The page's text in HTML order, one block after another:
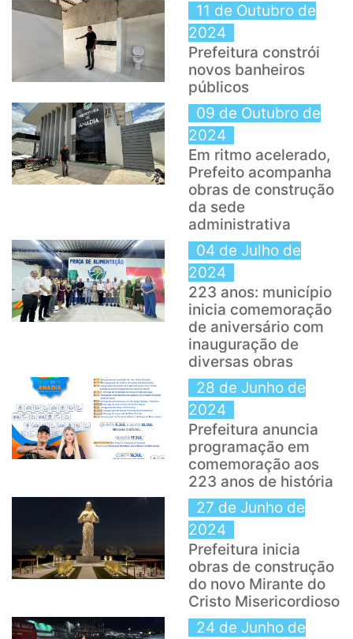
11 de Outubro de
2024
Prefeitura constrói
novos banheiros
públicos
09 de Outubro de
2024
Em ritmo acelerado,
Prefeito acompanha
obras de construção
da sede
administrativa
04 de Julho de
2024
223 anos: município
inicia comemoração
de aniversário com
inauguração de
diversas obras
28 de Junho de
2024
Prefeitura anuncia
programação em
comemoração aos
223 anos de história
27 de Junho de
2024
Prefeitura inicia
obras de construção
do novo Mirante do
Cristo Misericordioso
24 de Junho de